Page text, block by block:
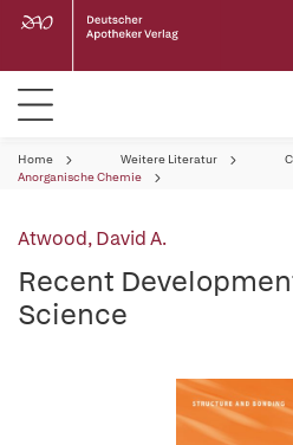
Home Weitere Literatur
Anorganische Chemie
Atwood, David A.
Recent
Science